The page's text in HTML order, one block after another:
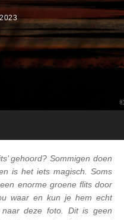
gehoord? Sommigen doen
is het iets magisch. Soms
enorme groene flits door
waar en kun je hem echt
naar deze foto. Dit is geen